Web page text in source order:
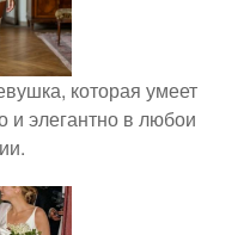
которая умеет
и элегантно в любои